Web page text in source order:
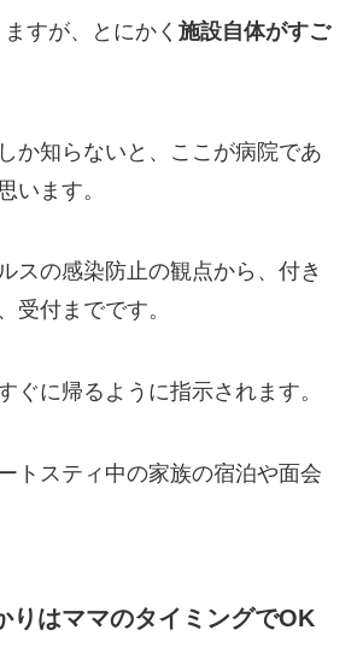
すが、とにかく 施設自体がすご
か知らないと、ここが病院であ
います。
スの感染防止の観点から、付き
受付までです。
ぐに帰るように指示されます。
トスティ中の家族の宿泊や面会
りはママのタイミングでOK